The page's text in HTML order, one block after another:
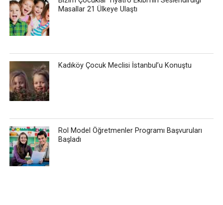
Masallar 21 Ülkeye Ulaştı
Kadıköy Çocuk Meclisi İstanbul’u Konuştu
Rol Model Öğretmenler Programı Başvuruları
Başladı